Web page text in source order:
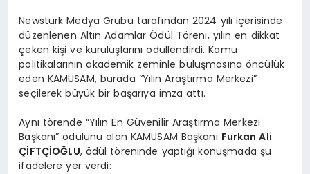
Newstürk Medya Grubu tarafından 2024 yılı içerisinde
düzenlenen Altın Adamlar Ödül Töreni, yılın en dikkat
çeken kişi ve kuruluşlarını ödüllendirdi. Kamu
politikalarının akademik zeminle buluşmasına öncülük
eden KAMUSAM, burada “Yılın Araştırma Merkezi”
seçilerek büyük bir başarıya imza attı.
Aynı törende “Yılın En Güvenilir Araştırma Merkezi
Başkanı” ödülünü alan KAMUSAM Başkanı Furkan Ali
ÇİFTÇİOĞLU, ödül töreninde yaptığı konuşmada şu
ifadelere yer verdi: